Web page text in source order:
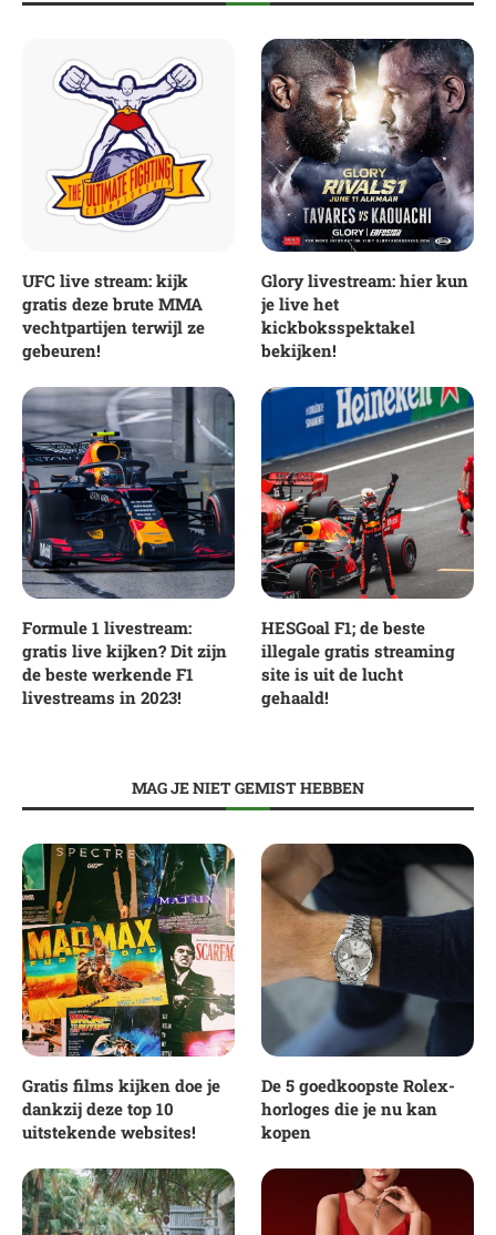
UFC live stream: kijk
gratis deze brute MMA
vechtpartijen terwijl ze
gebeuren!
Glory livestream: hier kun
je live het
kickboksspektakel
bekijken!
Formule 1 livestream:
gratis live kijken? Dit zijn
de beste werkende F1
livestreams in 2023!
HESGoal F1; de beste
illegale gratis streaming
site is uit de lucht
gehaald!
MAG JE NIET GEMIST HEBBEN
Gratis films kijken doe je
dankzij deze top 10
uitstekende websites!
De 5 goedkoopste Rolex-
horloges die je nu kan
kopen